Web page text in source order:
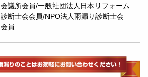
会議所会員/一般社団法人日本リフォーム
診断士会会員/NPO法人雨漏り診断士会
会員